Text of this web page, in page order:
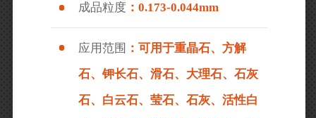
成品粒度 ：0.173-0.044mm
应用范围 ：可用于重晶石、方解
石、钾长石、滑石、大理石、石灰
石、白云石、莹石、石灰、活性白